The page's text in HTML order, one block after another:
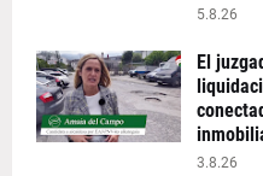
5.8.26
El
3.8.26